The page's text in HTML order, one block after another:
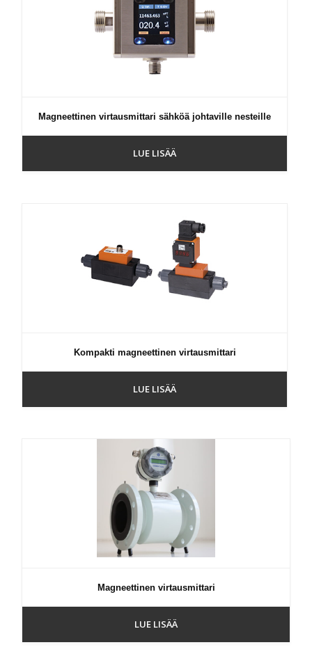
Magneettinen virtausmittari sähköä johtaville nesteille
LUE LISÄÄ
Kompakti magneettinen virtausmittari
LUE LISÄÄ
Magneettinen virtausmittari
LUE LISÄÄ